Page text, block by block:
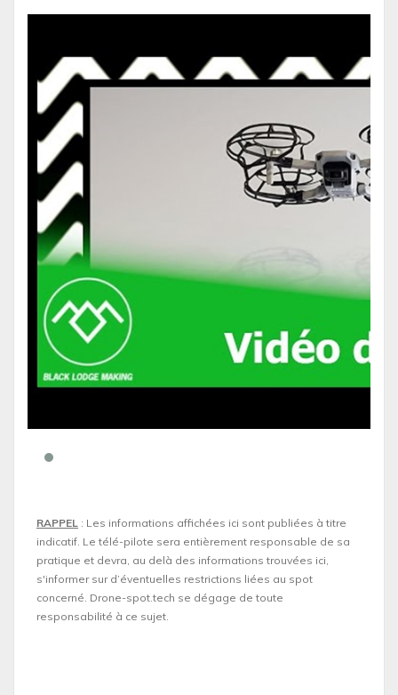
RAPPEL : Les informations affichées ici sont publiées à titre
indicatif. Le télé-pilote sera entièrement responsable de sa
pratique et devra, au delà des informations trouvées ici,
s'informer sur d’éventuelles restrictions liées au spot
concerné. Drone-spot.tech se dégage de toute
responsabilité à ce sujet.